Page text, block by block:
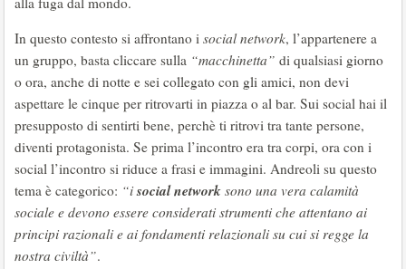
In questo contesto si affrontano i social network, l’appartenere a
un gruppo, basta cliccare sulla “macchinetta” di qualsiasi giorno
o ora, anche di notte e sei collegato con gli amici, non devi
aspettare le cinque per ritrovarti in piazza o al bar. Sui social hai il
presupposto di sentirti bene, perchè ti ritrovi tra tante persone,
diventi protagonista. Se prima l’incontro era tra corpi, ora con i
social l’incontro si riduce a frasi e immagini. Andreoli su questo
tema è categorico: “isocial network sono una vera calamità
sociale e devono essere considerati strumenti che attentano ai
principi razionali e ai fondamenti relazionali su cui si regge la
nostra civiltà”.